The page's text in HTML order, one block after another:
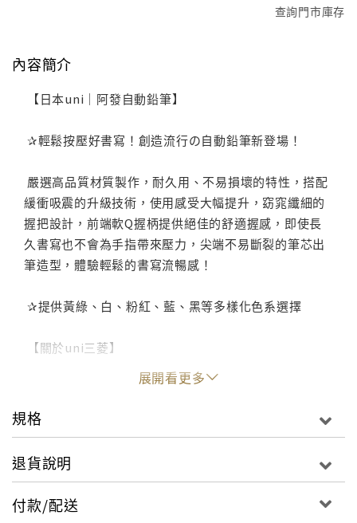
查詢門市庫存
內容簡介
【日本uni｜阿發自動鉛筆】
✰輕鬆按壓好書寫！創造流行の自動鉛筆新登場！
嚴選高品質材質製作，耐久用、不易損壞的特性，搭配
緩衝吸震的升級技術，使用感受大幅提升，窈窕纖細的
握把設計，前端軟Q握柄提供絕佳的舒適握感，即使長
久書寫也不會為手指帶來壓力，尖端不易斷裂的筆芯出
筆造型，體驗輕鬆的書寫流暢感！
✰提供黃綠、白、粉紅、藍、黑等多樣化色系選擇
【關於uni三菱】
uni（三菱鉛筆）不斷完善和發展自身的技術，以創造
劃時代的產品，為全世界人們的「寫作」做出貢獻，基
於多年來在書寫工具的研究、開發、製造和銷售中積累
的專業知識，還研發了嶄新的材質及高人氣新商品，商
具愛好者的青睞。
展開看更多
規格
退貨說明
付款/配送